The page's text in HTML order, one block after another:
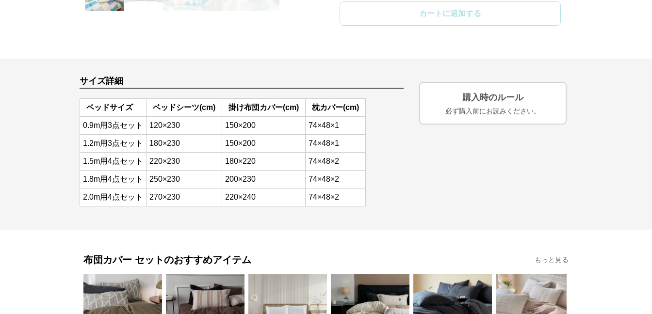
カートに追加する
サイズ詳細
ベッドサイズ ベッドシーツ(cm) 掛け布団カバー(cm) 枕カバー(cm)
0.9m用3点セット 120×230 150×200 74×48×1
1.2m用3点セット 180×230 150×200 74×48×1
1.5m用4点セット 220×230 180×220 74×48×2
1.8m用4点セット 250×230 200×230 74×48×2
2.0m用4点セット 270×230 220×240 74×48×2
購入時のルール
必ず購入前にお読みください。
布団カバー セットのおすすめアイテム もっと見る